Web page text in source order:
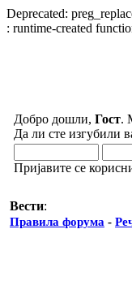
Deprecated:
: runtime-created
Добро дошли, Гост.
Да ли сте изгубили
Пријавите се
Вести:
Правила форума -